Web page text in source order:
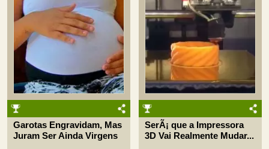
Garotas Engravidam, Mas
Juram Ser Ainda Virgens
SerÃ¡ que a Impressora
3D Vai Realmente Mudar...